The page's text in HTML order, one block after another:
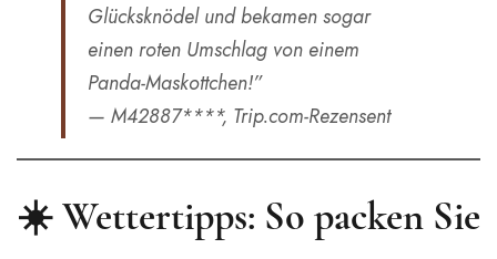
Glücksknödel und bekamen sogar
einen roten Umschlag von einem
Panda-Maskottchen!”
— M42887****, Trip.com-Rezensent
☀️ Wettertipps: So packen Sie